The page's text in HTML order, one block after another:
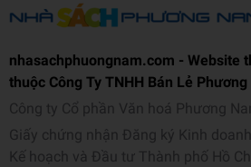
nhasachphuongnam.com - Website
thuộc Công Ty TNHH Bán Lẻ Phương
Công ty Cổ phần Văn hoá Phương
Giấy chứng nhận Đăng ký Kinh
Kế hoạch và Đầu tư Thành phố Hồ